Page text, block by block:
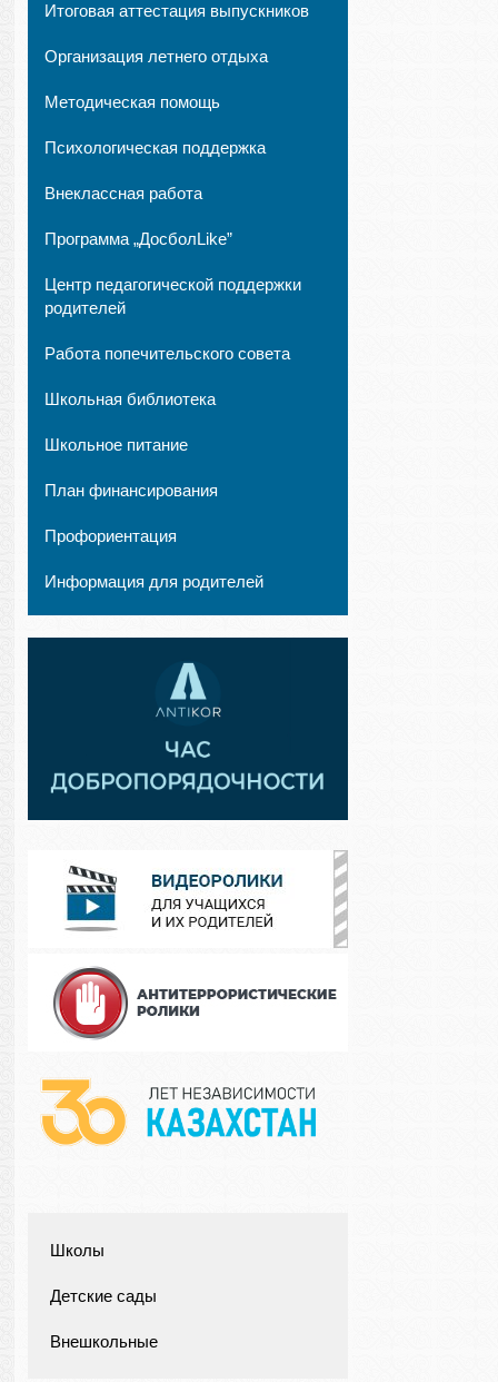
Итоговая аттестация выпускников
Организация летнего отдыха
Методическая помощь
Психологическая поддержка
Внеклассная работа
Программа „ДосболLike”
Центр педагогической поддержки
родителей
Работа попечительского совета
Школьная библиотека
Школьное питание
План финансирования
Профориентация
Информация для родителей
Школы
Детские сады
Внешкольные